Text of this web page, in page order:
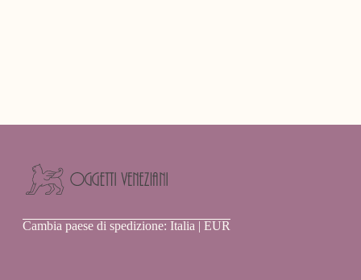
Veneziani
Cambia paese di spedizione: Italia | EUR